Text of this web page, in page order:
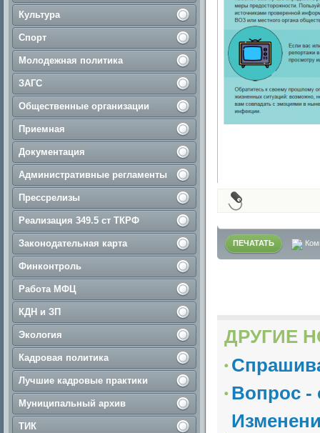
Культура
Спорт
Молодежная политика
ЗАГС
Общественные организации
Приемная
Документация
Административные регламенты
Прессрелизы
Реализация 349.5 ст ТКРФ
Законодательная карта
Финконтроль
Работа МФЦ
КДН и ЗП
Экология
Кадровая политика
Лучшие кадровые практики
Муниципальный архив
ТИК
ПЕЧАТАТЬ
ДРУГИЕ
Вопрос -